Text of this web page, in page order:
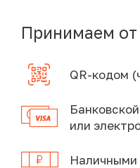
Принимаем от
QR-кодом
или
Наличными